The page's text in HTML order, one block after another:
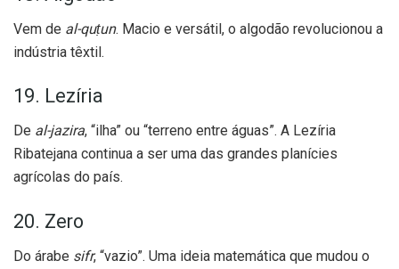
Vem de al-quṭun. Macio e versátil, o algodão revolucionou a
indústria têxtil.
19. Lezíria
De al-jazira, “ilha” ou “terreno entre águas”. A Lezíria
Ribatejana continua a ser uma das grandes planícies
agrícolas do país.
20. Zero
Do árabe sifr, “vazio”. Uma ideia matemática que mudou o